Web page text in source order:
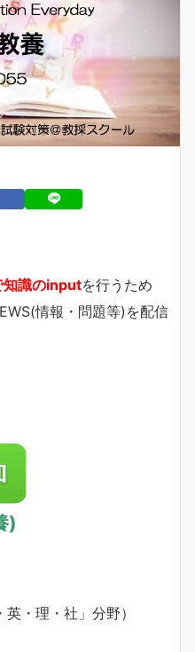
知識のinputを行うため
情報・問題等)を配信
)
・理・社」分野）